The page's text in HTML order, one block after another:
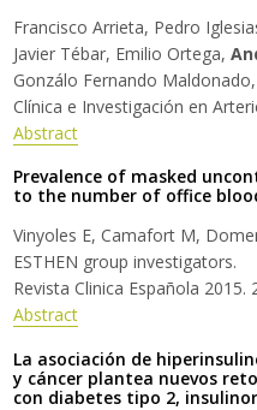
Francisco Arrieta, Pedro
Javier Tébar, Emilio Ortega,
Gonzálo Fernando
Clínica e Investigación en
Abstract
Prevalence of masked
to the number of office
Vinyoles E, Camafort M,
ESTHEN group investigators.
Revista Clinica Española 2015.
Abstract
La asociación de
y cáncer plantea nuevos
con diabetes tipo 2,